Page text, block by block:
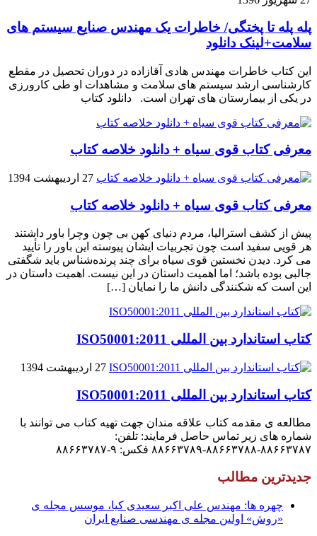
پله پله تا پختگی/ خاطرات یک مهندس صنایع سیستم های
سلامت+لینک دانلود
این کتاب خاطرات مهندس هادی آقازاده در دوران تحصیل در مقطع
کارشناسی ارشد سیستم های سلامت و مشاهدات او طی کارورزی
در یکی از بیمارستان های تهران است. دانلود کتاب
معرفی کتاب قوی سیاه + دانلود خلاصه کتاب
27 اردیبهشت 1394
معرفی کتاب قوی سیاه + دانلود خلاصه کتاب
پیش از کشف استرالیا، مردم دنیاى کهن بی چون وچرا باور داشتند
هر قویى سفید است چون تجربیات ایشان پیوسته این باور را تأیید
می کرد. دیدن نخستین قوى سیاه براى چند پرنده‌شناس باید شگفتى
جالبى بوده باشد؛ اما اهمیت داستان در این نیست. اهمیت داستان در
این است که شکنندگى دانش ما را نمایان […]
کتاب استاندارد بین المللی ISO50001:2011
27 اردیبهشت 1394
کتاب استاندارد بین المللی ISO50001:2011
مطالعه ی مقدمه کتاب علاقه مندان جهت تهیه کتاب می توانند با
شماره های زیر تماس حاصل فرمایند: تلفن:
۸۸۶۶۳۷۸۷-۸۸۶۶۳۷۸۸-۸۸۶۶۳۷۸۹ فکس: ۹-۸۸۶۶۳۷۸۷
جدیدترین مطالب
چهره ها: مهندس علی اکبر سعیدی کیا، موسس مجله ی
«روش» اولین مجله ی مهندسی صنایع ایران